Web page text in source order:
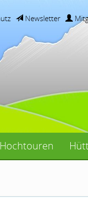
Newsletter
Hochtouren